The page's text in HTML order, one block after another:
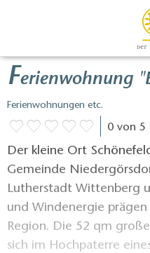
Ferienwohnung
Ferienwohnungen etc.
0 von 5
Der kleine Ort
Gemeinde
Lutherstadt Wittenberg
und Windenergie
Region. Die 52 qm
sich im Hochpaterre